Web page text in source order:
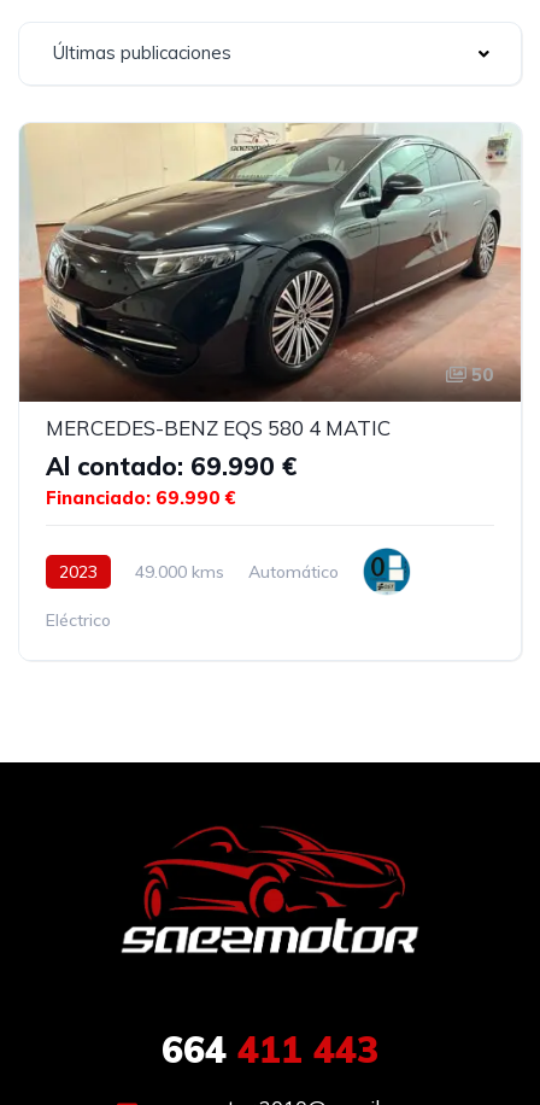
Últimas publicaciones
50
MERCEDES-BENZ EQS 580 4 MATIC
Al contado: 69.990 €
Financiado: 69.990 €
2023 49.000 kms Automático
Eléctrico
664 411 443